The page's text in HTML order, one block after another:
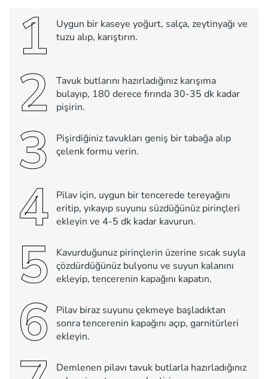
1
Uygun bir kaseye yoğurt, salça, zeytinyağı ve
tuzu alıp, karıştırın.
2
Tavuk butlarını hazırladığınız karışıma
bulayıp, 180 derece fırında 30-35 dk kadar
pişirin.
3
Pişirdiğiniz tavukları geniş bir tabağa alıp
çelenk formu verin.
4
Pilav için, uygun bir tencerede tereyağını
eritip, yıkayıp suyunu süzdüğünüz pirinçleri
ekleyin ve 4-5 dk kadar kavurun.
5
Kavurduğunuz pirinçlerin üzerine sıcak suyla
çözdürdüğünüz bulyonu ve suyun kalanını
ekleyip, tencerenin kapağını kapatın.
6
Pilav biraz suyunu çekmeye başladıktan
sonra tencerenin kapağını açıp, garnitürleri
ekleyin.
Demlenen pilavı tavuk butlarla hazırladığınız